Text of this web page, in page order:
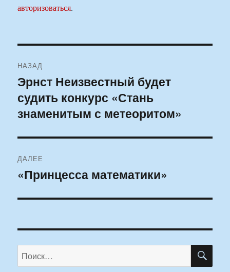
авторизоваться.
по
записям
НАЗАД
Предыдущая
запись:
Эрнст Неизвестный будет
судить конкурс «Стань
знаменитым с метеоритом»
ДАЛЕЕ
Следующая
«Принцесса математики»
Искать: